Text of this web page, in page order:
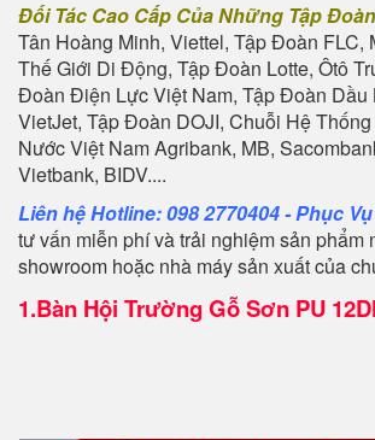
Đối Tác Cao Cấp Của Những Tập
Tân Hoàng Minh, Viettel, Tập Đoàn FLC,
Thế Giới Di Động, Tập Đoàn Lotte, Ôtô
Đoàn Điện Lực Việt Nam, Tập Đoàn Dầu
VietJet, Tập Đoàn DOJI, Chuỗi Hệ
Nước Việt Nam Agribank, MB,
Vietbank, BIDV....
Liên hệ Hotline: 098 2770404 - Phục
tư vấn miễn phí và trải nghiệm sản phẩm
showroom hoặc nhà máy sản xuất của
1.Bàn Hội Trường Gỗ Sơn PU